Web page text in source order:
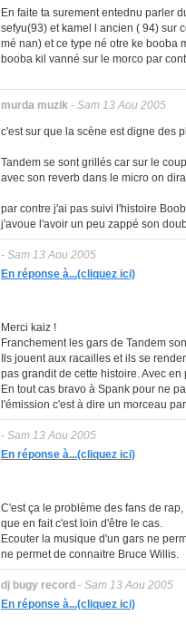
En faite ta surement entednu parler
sefyu(93) et kamel l ancien ( 94) sur
mé nan) et ce type né otre ke booba
booba kil vanné sur le morco par
murda muzik - Sam 13 Aou 2005
c'est sur que la scène est digne des
Tandem se sont grillés car sur le
avec son reverb dans le micro on
par contre j'ai pas suivi l'histoire
j'avoue l'avoir un peu zappé son
- Sam 13 Aou 2005
En réponse à...(cliquez ici)
Merci kaiz !
Franchement les gars de Tandem
Ils jouent aux racailles et ils se
pas grandit de cette histoire. Avec en
En tout cas bravo à Spank pour ne
l'émission c'est à dire un morceau par
- Sam 13 Aou 2005
En réponse à...(cliquez ici)
C'est ça le problème des fans de
que en fait c'est loin d'être le cas.
Ecouter la musique d'un gars ne
ne permet de connaitre Bruce Willis.
dj bugy record - Sam 13 Aou 2005
En réponse à...(cliquez ici)